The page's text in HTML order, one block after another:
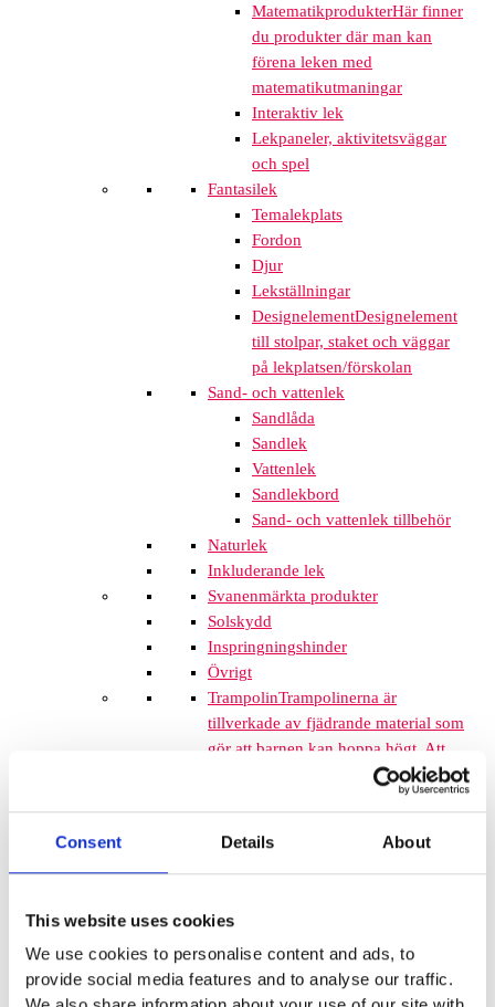
Consent Details About
This website uses cookies
We use cookies to personalise content and ads, to
provide social media features and to analyse our traffic.
MatematikprodukterHär finner
du produkter där man kan
förena leken med
matematikutmaningar
Interaktiv lek
Lekpaneler, aktivitetsväggar
och spel
Fantasilek
Temalekplats
Fordon
Djur
Lekställningar
DesignelementDesignelement
till stolpar, staket och väggar
på lekplatsen/förskolan
Sand- och vattenlek
Sandlåda
Sandlek
Vattenlek
Sandlekbord
Sand- och vattenlek tillbehör
Naturlek
Inkluderande lek
Svanenmärkta produkter
Solskydd
Inspringningshinder
Övrigt
TrampolinTrampolinerna är
tillverkade av fjädrande material som
gör att barnen kan hoppa högt. Att
komplettera lekplatsen med
trampoliner blir ett spännande inslag
tar inte mycket plats och de fälls ner
i marken så de kan med fördel
där det finns lediga ytor. När barnen
springer mellan klätterställningar och
FALLSKYDD & UNDERLAG
Fallskyddsmattor